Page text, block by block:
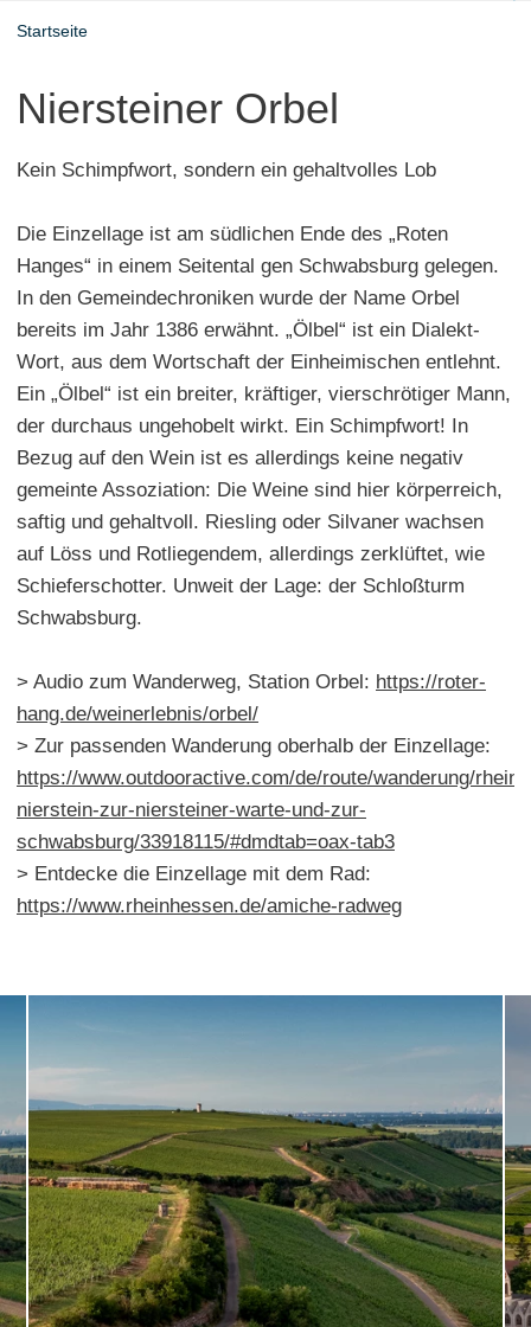
Startseite
Niersteiner Orbel
Kein Schimpfwort, sondern ein gehaltvolles Lob
Die Einzellage ist am südlichen Ende des „Roten
Hanges“ in einem Seitental gen Schwabsburg gelegen.
In den Gemeindechroniken wurde der Name Orbel
bereits im Jahr 1386 erwähnt. „Ölbel“ ist ein Dialekt-
Wort, aus dem Wortschaft der Einheimischen entlehnt.
Ein „Ölbel“ ist ein breiter, kräftiger, vierschrötiger Mann,
der durchaus ungehobelt wirkt. Ein Schimpfwort! In
Bezug auf den Wein ist es allerdings keine negativ
gemeinte Assoziation: Die Weine sind hier körperreich,
saftig und gehaltvoll. Riesling oder Silvaner wachsen
auf Löss und Rotliegendem, allerdings zerklüftet, wie
Schieferschotter. Unweit der Lage: der Schloßturm
Schwabsburg.
> Audio zum Wanderweg, Station Orbel: https://roter-
hang.de/weinerlebnis/orbel/
> Zur passenden Wanderung oberhalb der Einzellage:
https://www.outdooractive.com/de/route/wanderung/
nierstein-zur-niersteiner-warte-und-zur-
schwabsburg/33918115/#dmdtab=oax-tab3
> Entdecke die Einzellage mit dem Rad:
https://www.rheinhessen.de/amiche-radweg